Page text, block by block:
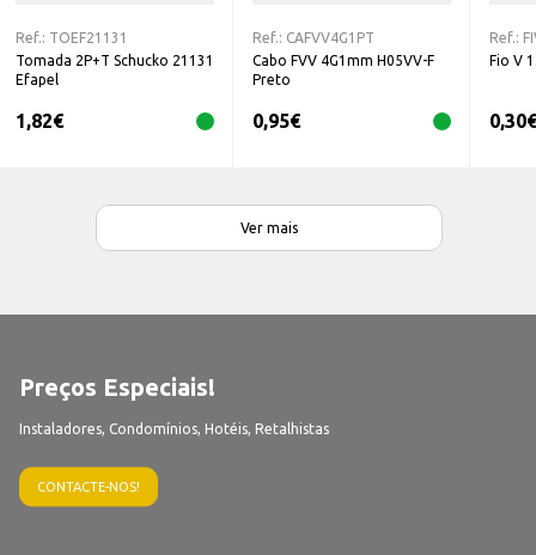
Ref.: TOEF21131
Tomada 2P+T Schucko 21131
Efapel
1,82€
Ref.: CAFVV4G1PT
Cabo FVV 4G1mm H05VV-F
Preto
0,95€
Ref.:
Fio V
0,30€
Ver mais
Preços Especiais!
Instaladores, Condomínios, Hotéis, Retalhistas
CONTACTE-NOS!